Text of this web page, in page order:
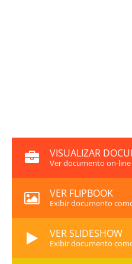
VISUALIZAR
Ver documento on-line
VER FLIPBOOK
Exibir documento
VER SLIDESHOW
Exibir documento